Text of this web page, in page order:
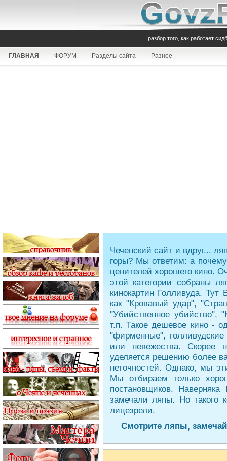
разбор того, как работает
ГЛАВНАЯ ФОРУМ Разделы сайта Разное
Чеченский сайт и вдруг...
горы? Мы ответим: а
ценителей хорошего кино.
этой категории собраны
кинокартин Голливуда.
как "Кровавый удар",
"Убийственное убийство",
т.п. Такое дешевое кино -
"фирменные",
или невежества. Скорее
уделяется решению более
неточностей. Однако, мы
Мы отбираем только
постановщиков.
замечали ляпы. Но такого
лицезрели.
Смотрите ляпы,